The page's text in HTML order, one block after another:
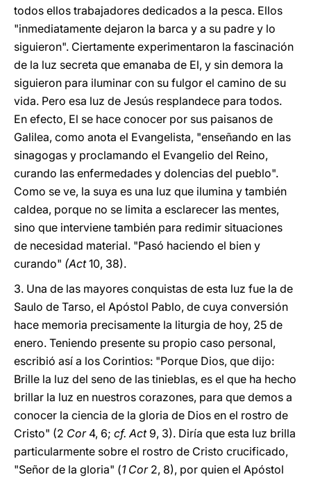
todos ellos trabajadores dedicados a la pesca. Ellos
"inmediatamente dejaron la barca y a su padre y lo
siguieron". Ciertamente experimentaron la fascinación
de la luz secreta que emanaba de El, y sin demora la
siguieron para iluminar con su fulgor el camino de su
vida. Pero esa luz de Jesús resplandece para todos.
En efecto, El se hace conocer por sus paisanos de
Galilea, como anota el Evangelista, "enseñando en las
sinagogas y proclamando el Evangelio del Reino,
curando las enfermedades y dolencias del pueblo".
Como se ve, la suya es una luz que ilumina y también
caldea, porque no se limita a esclarecer las mentes,
sino que interviene también para redimir situaciones
de necesidad material. "Pasó haciendo el bien y
curando" (Act10, 38).
3. Una de las mayores conquistas de esta luz fue la de
Saulo de Tarso, el Apóstol Pablo, de cuya conversión
hace memoria precisamente la liturgia de hoy, 25 de
enero. Teniendo presente su propio caso personal,
escribió así a los Corintios: "Porque Dios, que dijo:
Brille la luz del seno de las tinieblas, es el que ha hecho
brillar la luz en nuestros corazones, para que demos a
conocer la ciencia de la gloria de Dios en el rostro de
Cristo" (2 Cor4, 6; cf. Act9, 3). Diría que esta luz brilla
particularmente sobre el rostro de Cristo crucificado,
"Señor de la gloria" (1 Cor2, 8), por quien el Apóstol